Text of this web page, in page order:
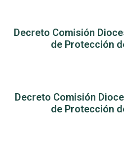
Decreto Comisión
de Protección
Decreto Comisión
de Protección